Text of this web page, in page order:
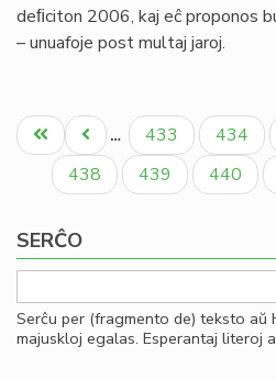
deﬁciton 2006, kaj eĉ proponos
– unuafoje post multaj jaroj.
Pagination
Unua
paĝo
Antaŭa
paĝo
… Paĝo
433 Paĝo
434
Paĝo
438 Paĝo
439 Paĝo
440
SERĈO
Serĉu per (fragmento de) teksto aŭ
majuskloj egalas. Esperantaj literoj